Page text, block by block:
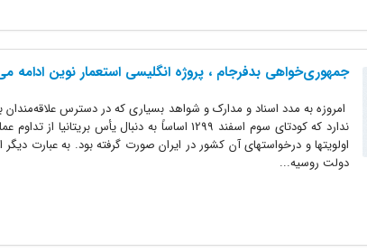
جمهوری‌خواهی بدفرجام ، پروژه انگلیسی استعمار نوین ادامه
امروزه به مدد اسناد و مدارک و شواهد بسیاری که در دسترس
ندارد که کودتای سوم اسفند 1299 اساساً به دنبال
اولویتها و درخواستهای آن کشور در ایران صورت گرفته بود. به عبارت
دولت روسیه...